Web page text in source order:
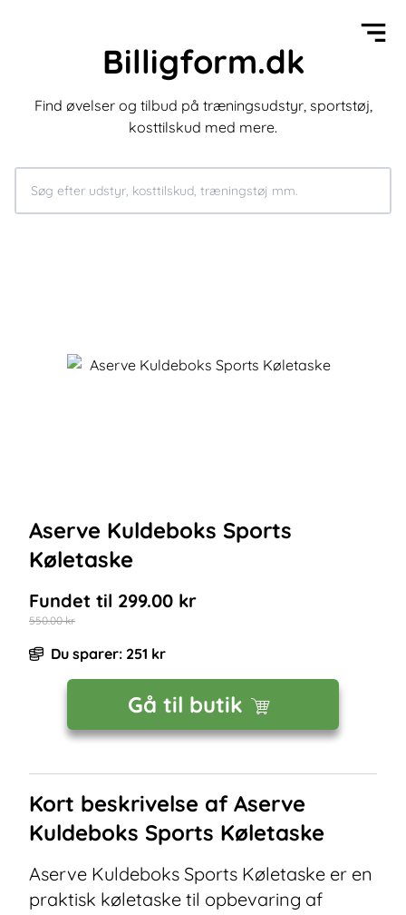
Billigform.dk
Find øvelser og tilbud på træningsudstyr, sportstøj,
kosttilskud med mere.
Aserve Kuldeboks Sports
Køletaske
Fundet til 299.00 kr
550.00kr
Du sparer: 251 kr
Gå til butik
Kort beskrivelse af Aserve
Kuldeboks Sports Køletaske
Aserve Kuldeboks Sports Køletaske er en
praktisk køletaske til opbevaring af